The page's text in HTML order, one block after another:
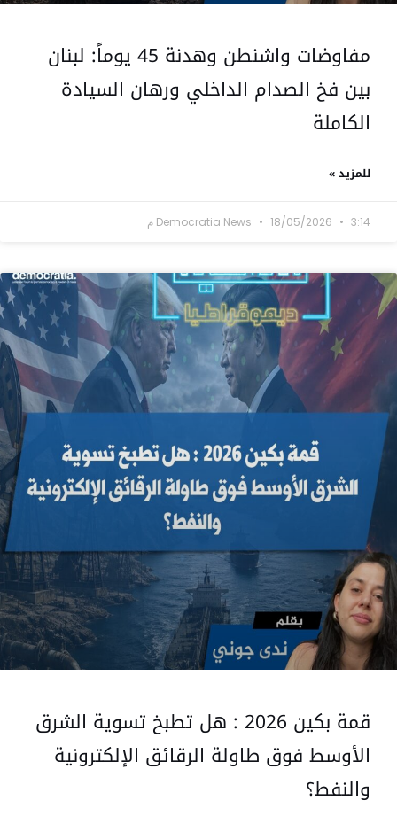
مفاوضات واشنطن وهدنة 45 يوماً: لبنان
بين فخ الصدام الداخلي ورهان السيادة
الكاملة
للمزيد »
Democratia News 18/05/2026 3:14 م
قمة بكين 2026 : هل تطبخ تسوية الشرق
الأوسط فوق طاولة الرقائق الإلكترونية
والنفط؟